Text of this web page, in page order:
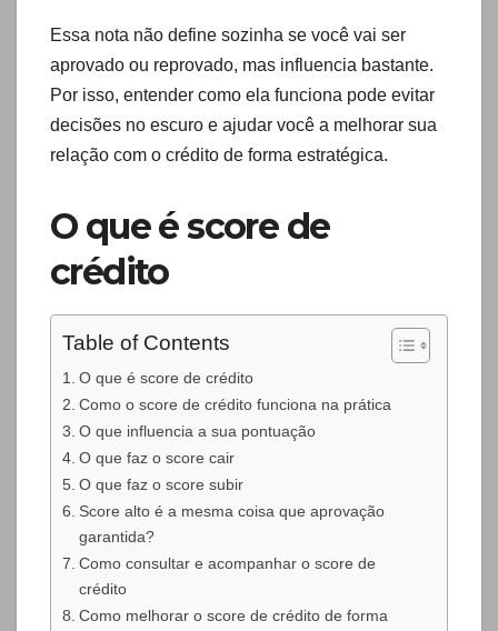
Essa nota não define sozinha se você vai ser
aprovado ou reprovado, mas influencia bastante.
Por isso, entender como ela funciona pode evitar
decisões no escuro e ajudar você a melhorar sua
relação com o crédito de forma estratégica.
O que é score de
crédito
Table of Contents
O que é score de crédito
Como o score de crédito funciona na prática
O que influencia a sua pontuação
O que faz o score cair
O que faz o score subir
Score alto é a mesma coisa que aprovação
garantida?
Como consultar e acompanhar o score de
crédito
Como melhorar o score de crédito de forma